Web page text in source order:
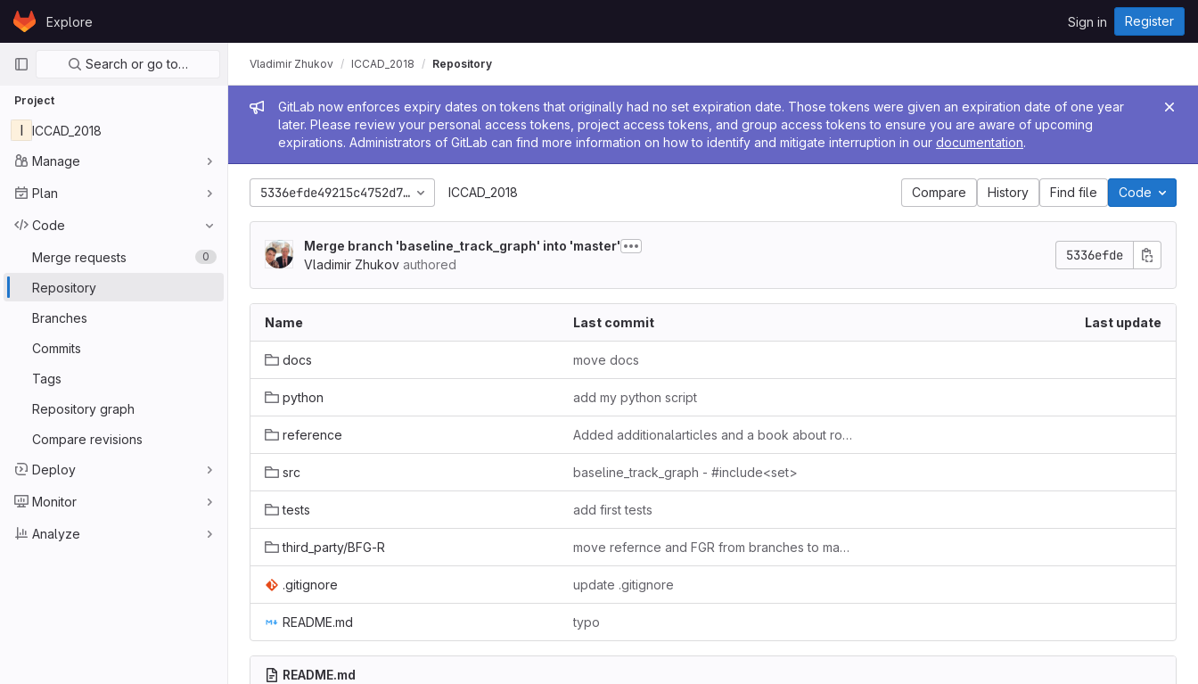
Skip to content
GitLabExplore Sign in Register
Primary navigation
Search or go to…
Project
I
ICCAD_2018
Manage
Plan
Code
Merge requests 0
Repository
Branches
Commits
Tags
Repository graph
Compare revisions
Deploy
Monitor
Analyze
Admin message
GitLab now enforces expiry dates on tokens that originally had no set expiration date. Those tokens were given an expiration date of one year
later. Please review your personal access tokens, project access tokens, and group access tokens to ensure you are aware of upcoming
expirations. Administrators of GitLab can find more information on how to identify and mitigate interruption in our documentation.
Vladimir Zhukov ICCAD_2018 Repository
5336efde49215c4752d72dad43df33cd27975edf
ICCAD_2018 Compare History Find file Code
Merge branch 'baseline_track_graph' into 'master'
Vladimir Zhukov authored
5336efde
Name Last commit Last update
docs move docs
python add my python script
reference Added additionalarticles and a book about routing
src baseline_track_graph - #include<set>
tests add first tests
third_party/BFG-R move refernce and FGR from branches to master
.gitignore update .gitignore
README.md typo
README.md